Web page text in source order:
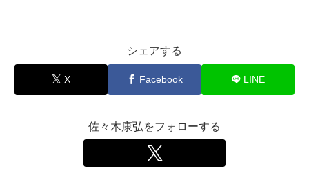
シェアする
X Facebook LINE
佐々木康弘をフォローする